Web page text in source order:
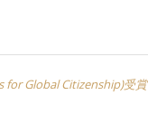
for Global Citizenship)受賞